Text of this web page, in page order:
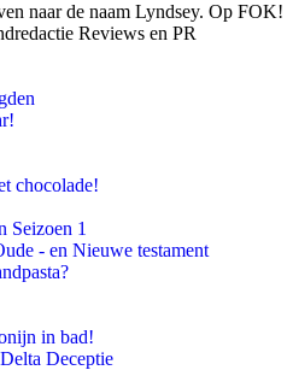
naar de naam Lyndsey. Op FOK!
Reviews en PR
chocolade!
Seizoen 1
- en Nieuwe testament
in bad!
Deceptie